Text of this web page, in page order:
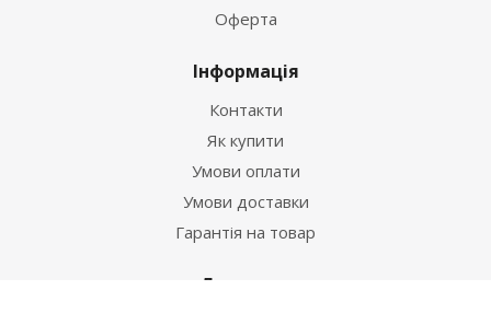
Оферта
Інформація
Контакти
Як купити
Умови оплати
Умови доставки
Гарантія на товар
Допомога